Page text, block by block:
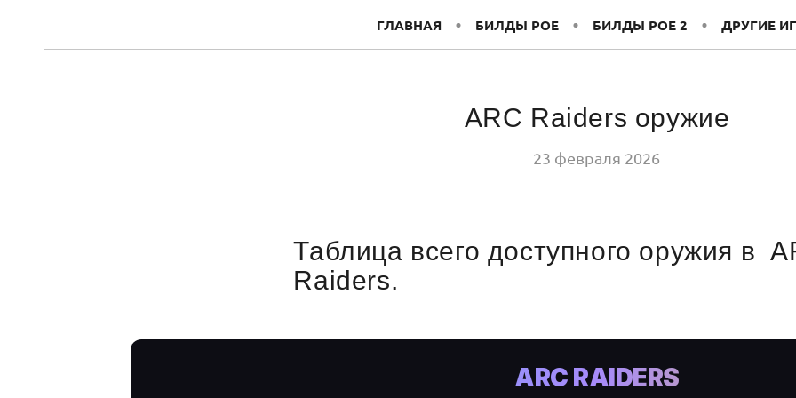
ГЛАВНАЯ БИЛДЫ POE БИЛДЫ POE 2 ДРУГИЕ
ARC Raiders оружие
23 февраля 2026
Таблица всего доступного оружия в
Raiders.
ARC RAIDERS